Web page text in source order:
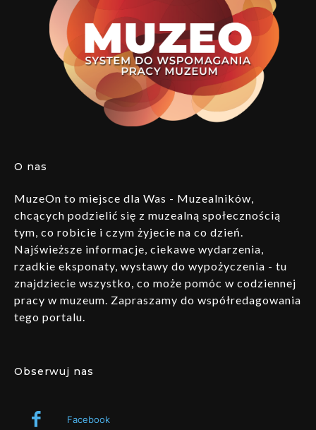
O nas
MuzeOn to miejsce dla Was - Muzealników,
chcących podzielić się z muzealną społecznością
tym, co robicie i czym żyjecie na co dzień.
Najświeższe informacje, ciekawe wydarzenia,
rzadkie eksponaty, wystawy do wypożyczenia - tu
znajdziecie wszystko, co może pomóc w codziennej
pracy w muzeum. Zapraszamy do współredagowania
tego portalu.
Obserwuj nas
Facebook